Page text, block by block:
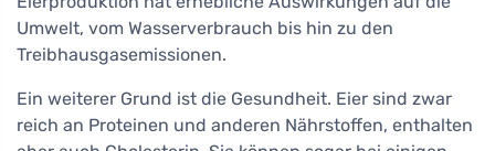
Umwelt, vom Wasserverbrauch bis hin zu den
Treibhausgasemissionen.
Ein weiterer Grund ist die Gesundheit. Eier sind zwar
reich an Proteinen und anderen Nährstoffen, enthalten